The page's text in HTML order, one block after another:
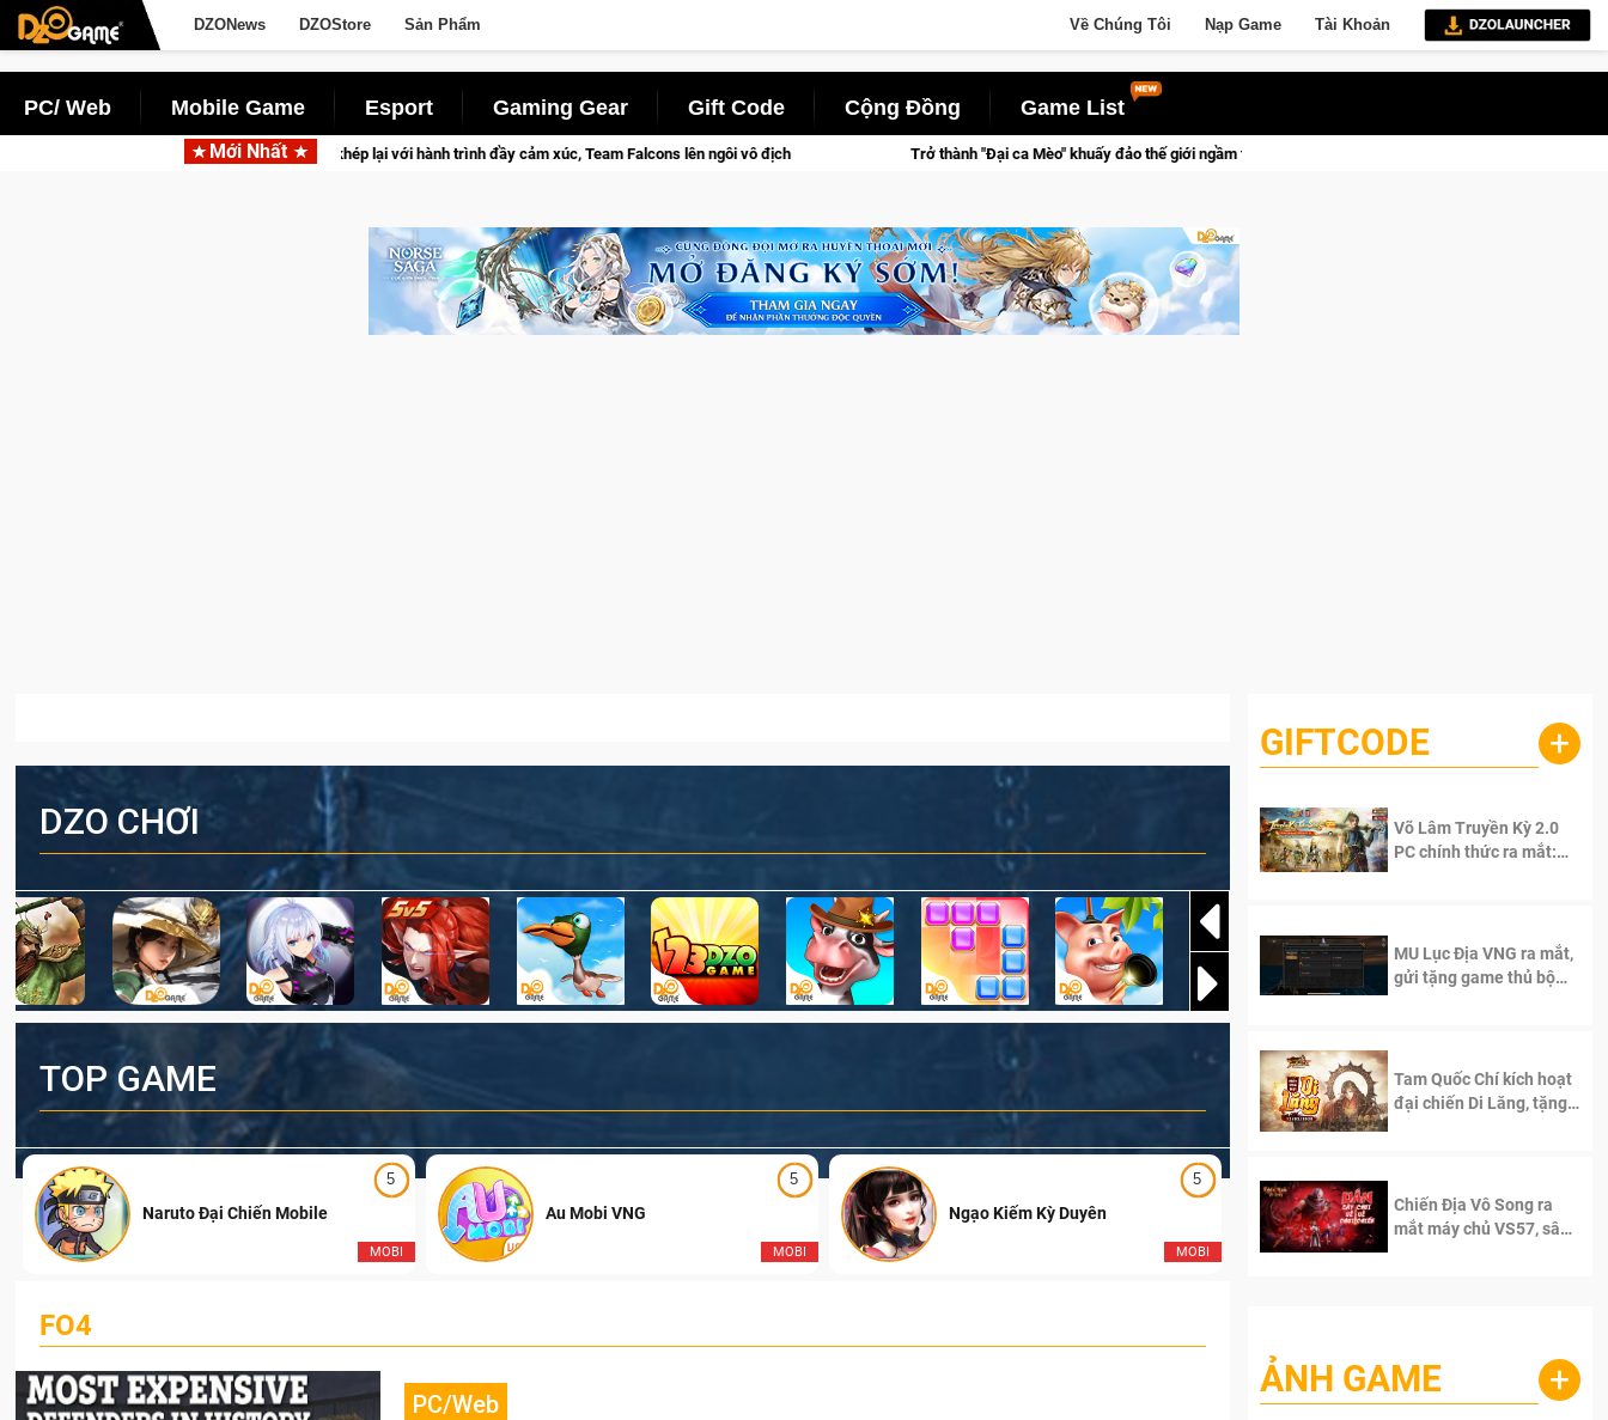
DZONews DZOStore Sản Phẩm Về Chúng Tôi Nạp Game Tài Khoản
PC/ Web Mobile Game Esport Gaming Gear Gift Code Cộng Đồng Game List
Mới Nhất
CFVL 2026 Mùa 2 khép lại với hành trình đầy cảm xúc, Team Falcons lên ngôi vô địch Trở thành "Đại ca Mèo" khuấy đảo thế giới ngầm trong Cat Mafia
DZO CHƠI
TOP GAME
5
MOBI
Naruto Đại Chiến Mobile
5
MOBI
Au Mobi VNG
5
MOBI
Ngạo Kiếm Kỳ Duyên Ngạo Thiên Mobile
FO4
PC/Web
GIFTCODE +
Võ Lâm Truyền Kỳ 2.0
PC chính thức ra mắt:
MU Lục Địa VNG ra mắt,
gửi tặng game thủ bộ
Tam Quốc Chí kích hoạt
đại chiến Di Lăng, tặng
Chiến Địa Vô Song ra
mắt máy chủ VS57, sân
ẢNH GAME +
Lala Croft vừa nóng vừa xinh dưới nét vẽ